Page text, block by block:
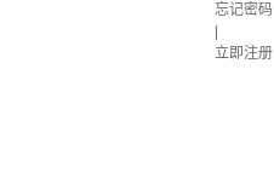
忘记密码
立即注册